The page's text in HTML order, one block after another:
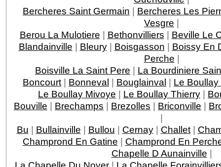
Bercheres Saint Germain | Bercheres Les
Vesgre |
Berou La Mulotiere | Bethonvilliers | Beville Le
Blandainville | Bleury| Boisgasson | Boissy En
Perche |
Boisville La Saint Pere | La Bourdiniere
Boncourt | Bonneval | Bouglainval | Le
Le Boullay Mivoye | Le Boullay Thierry |
Bouville | Brechamps | Brezolles | Briconville |
|
Bu | Bullainville | Bullou | Cernay| Challet|
Champrond En Gatine | Champrond En
Chapelle D Aunainville |